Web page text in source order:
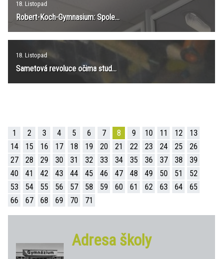
18. Listopad
Robert-Koch-Gymnasium: Spole...
18. Listopad
Sametová revoluce očima stud...
1 2 3 4 5 6 7 8 9 10 11 12
13
14
15 16 17 18 19 20 21 22 23 24 25
26
27
28 29 30 31 32 33 34 35 36 37 38
39
40
41 42 43 44 45 46 47 48 49 50 51
52
53
54 55 56 57 58 59 60 61 62 63 64
65
66
67 68 69 70 71
Adresa školy